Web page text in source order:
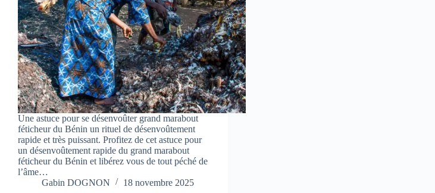
Une astuce pour se désenvoûter grand marabout
féticheur du Bénin un rituel de désenvoûtement
rapide et très puissant. Profitez de cet astuce pour
un désenvoûtement rapide du grand marabout
féticheur du Bénin et libérez vous de tout péché de
l’âme…
Gabin DOGNON
18 novembre 2025